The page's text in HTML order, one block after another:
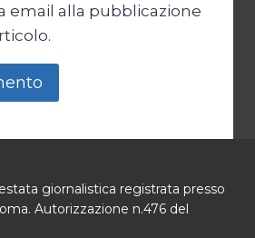
email alla pubblicazione
giornalistica registrata presso
Autorizzazione n.476 del